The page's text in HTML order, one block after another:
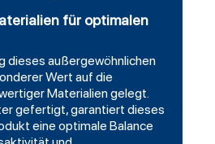
für optimalen
dieses außergewöhnlichen
Wert auf die
Materialien gelegt.
gefertigt, garantiert dieses
eine optimale Balance